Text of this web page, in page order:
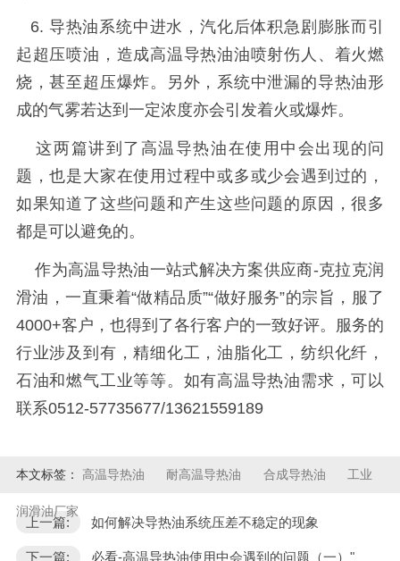
6. 导热油系统中进水，汽化后体积急剧膨胀而引
起超压喷油，造成高温导热油油喷射伤人、着火燃
烧，甚至超压爆炸。另外，系统中泄漏的导热油形
成的气雾若达到一定浓度亦会引发着火或爆炸。
这两篇讲到了高温导热油在使用中会出现的问
题，也是大家在使用过程中或多或少会遇到过的，
如果知道了这些问题和产生这些问题的原因，很多
都是可以避免的。
作为高温导热油一站式解决方案供应商-克拉克润
滑油，一直秉着“做精品质”“做好服务”的宗旨，服了
4000+客户，也得到了各行客户的一致好评。服务的
行业涉及到有，精细化工，油脂化工，纺织化纤，
石油和燃气工业等等。如有高温导热油需求，可以
联系0512-57735677/13621559189
本文标签： 高温导热油 耐高温导热油 合成导热油 工业
润滑油厂家
上一篇: 如何解决导热油系统压差不稳定的现象
下一篇: 必看-高温导热油使用中会遇到的问题（一）"